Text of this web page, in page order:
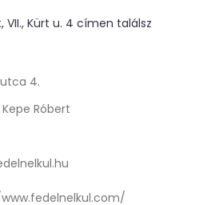
Kürt u. 4 címen találsz
4.
Róbert